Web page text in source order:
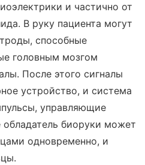
и частично от
В руку пациента могут
способные
головным мозгом
После этого сигналы
устройство, и система
управляющие
обладатель биоруки может
одновременно, и